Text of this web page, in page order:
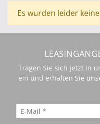
angesehen als Hight-
mit demALPINA D5
einen kraftvollen,
eleganten
Es wurden leider
Tragen Sie sich jetzt in
ein und erhalten Sie